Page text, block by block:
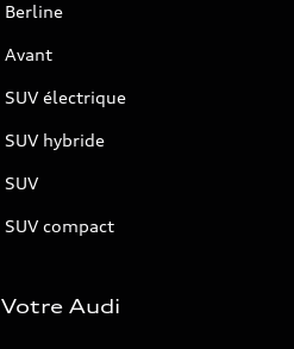
Berline
Avant
SUV électrique
SUV hybride
SUV
SUV compact
Votre Audi